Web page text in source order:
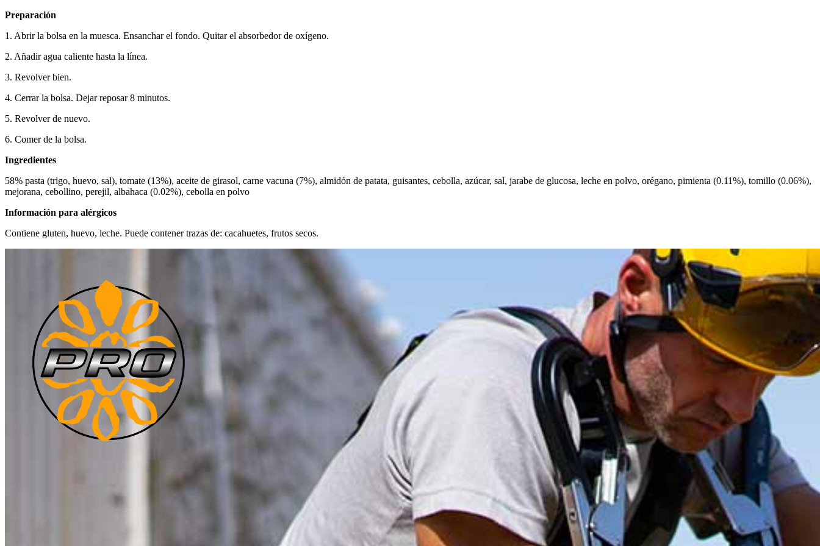
Preparación
1. Abrir la bolsa en la muesca. Ensanchar el fondo. Quitar el absorbedor de oxígeno.
2. Añadir agua caliente hasta la línea.
3. Revolver bien.
4. Cerrar la bolsa. Dejar reposar 8 minutos.
5. Revolver de nuevo.
6. Comer de la bolsa.
Ingredientes
58% pasta (trigo, huevo, sal), tomate (13%), aceite de girasol, carne vacuna (7%), almidón de patata, guisantes, cebolla, azúcar, sal, jarabe de glucosa, leche en polvo, orégano, pimienta (0.11%), tomillo (0.06%),
mejorana, cebollino, perejil, albahaca (0.02%), cebolla en polvo
Información para alérgicos
Contiene gluten, huevo, leche. Puede contener trazas de: cacahuetes, frutos secos.